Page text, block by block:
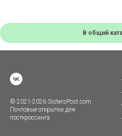
В общий
© 2021-2026 SistersPost.com
Почтовые открытки для
посткроссинга